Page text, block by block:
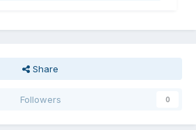
Share
Followers 0